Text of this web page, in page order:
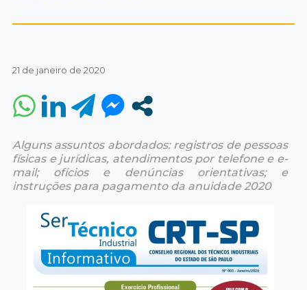
21 de janeiro de 2020
Alguns assuntos abordados: registros de pessoas
físicas e jurídicas, atendimentos por telefone e e-
mail; ofícios e denúncias orientativas; e
instruções para pagamento da anuidade 2020